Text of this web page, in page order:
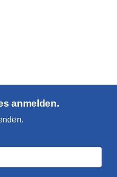
anmelden.